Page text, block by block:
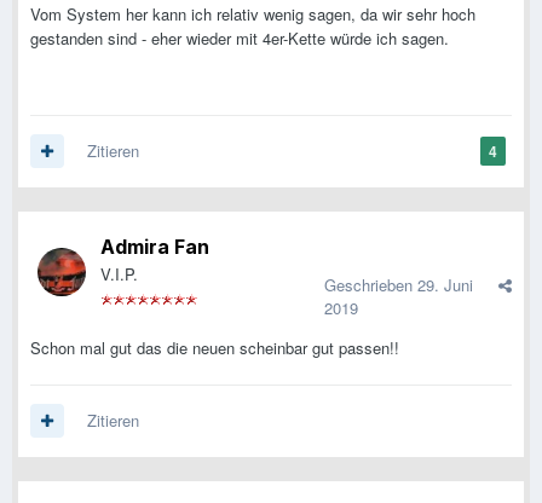
Vom System her kann ich relativ wenig sagen, da wir sehr hoch
gestanden sind - eher wieder mit 4er-Kette würde ich sagen.
4
Zitieren
Admira Fan
V.I.P. Geschrieben 29. Juni
2019
Schon mal gut das die neuen scheinbar gut passen!!
Zitieren